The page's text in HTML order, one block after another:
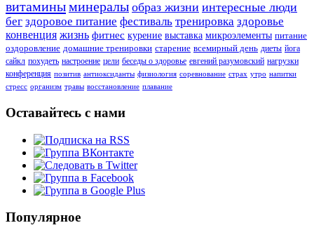
витаминыминералы образ жизни интересные люди
бег здоровое питание фестиваль тренировка здоровье
конвенция жизнь фитнес курение выставка микроэлементы питание
оздоровление домашние тренировки старение всемирный день диеты йога
сайкл похудеть настроение цели беседы о здоровье евгений разумовский нагрузки
конференция позитив антиоксиданты физиология соревнование страх утро напитки
стресс организм травы восстановление плавание
Оставайтесь с нами
Популярное